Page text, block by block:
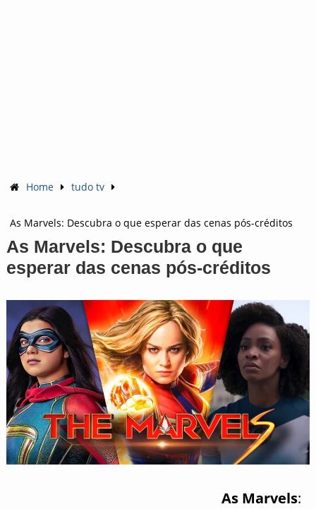
Home tudo tv
As Marvels: Descubra o que esperar das cenas pós-créditos
As Marvels: Descubra o que
esperar das cenas pós-créditos
As Marvels: